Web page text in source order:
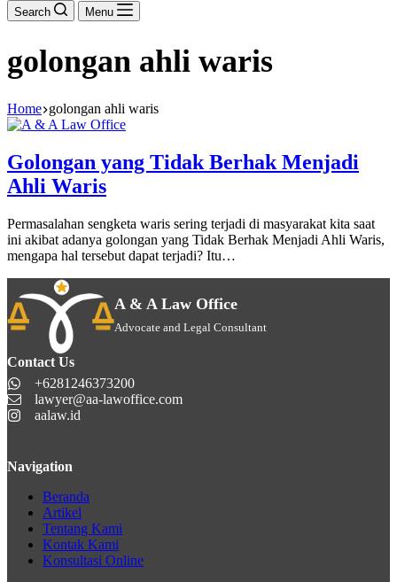
Search Menu
golongan ahli waris
Home golongan ahli waris
Golongan yang Tidak Berhak Menjadi
Ahli Waris
Permasalahan sengketa waris sering terjadi di masyarakat kita saat
ini akibat adanya golongan yang Tidak Berhak Menjadi Ahli Waris,
mengapa hal tersebut dapat terjadi? Itu…
A & A Law Office
Advocate and Legal Consultant
Contact Us
+6281246373200
lawyer@aa-lawoffice.com
aalaw.id
Navigation
Beranda
Artikel
Tentang Kami
Kontak Kami
Konsultasi Online